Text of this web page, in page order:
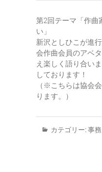
第2回テーマ「作曲
い」
新沢としひこが進
会作曲会員のアベ
え楽しく語り合い
しております！
（※こちらは協会
ります。）
カテゴリー:事